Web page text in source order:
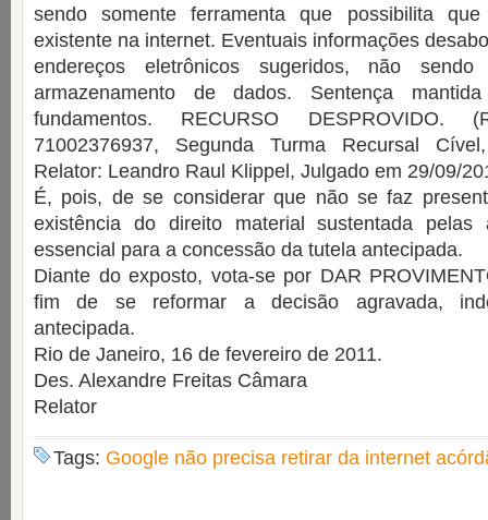
sendo somente ferramenta que possibilita
existente na internet. Eventuais informações
endereços eletrônicos sugeridos, não
armazenamento de dados. Sentença
fundamentos. RECURSO DESPROVIDO.
71002376937, Segunda Turma Recursal
Relator: Leandro Raul Klippel, Julgado em 29/09/
É, pois, de se considerar que não se faz
existência do direito material sustentada pelas
essencial para a concessão da tutela antecipada.
Diante do exposto, vota-se por DAR
fim de se reformar a decisão agravada,
antecipada.
Rio de Janeiro, 16 de fevereiro de 2011.
Des. Alexandre Freitas Câmara
Relator
Tags: Google não precisa retirar da internet